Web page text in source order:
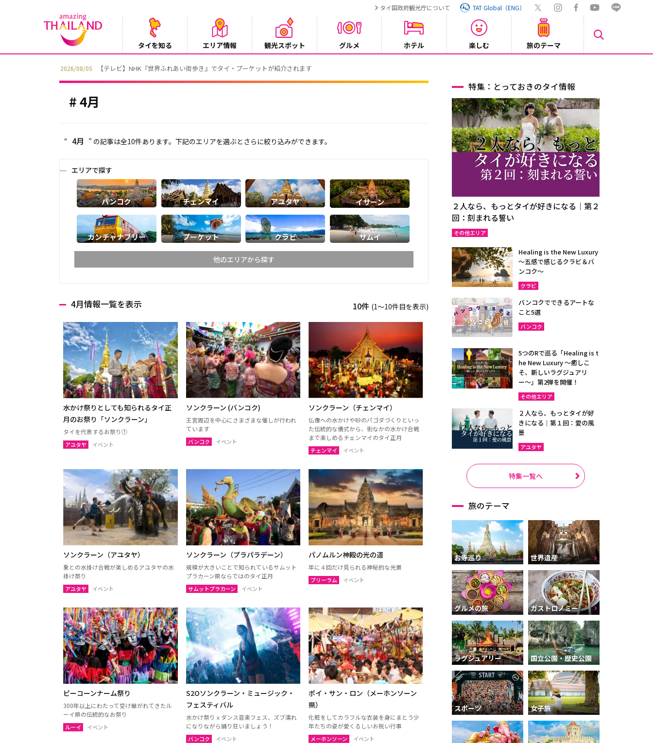
タイ国政府観光庁について TAT Global（ENG）
タイを知る エリア情報 観光スポット グルメ ホテル 楽しむ 旅のテーマ
2026/08/05 【テレビ】NHK『世界ふれあい街歩き』でタイ・プーケットが紹介されます
4月
“ 4月 ” の記事は全10件あります。下記のエリアを選ぶとさらに絞り込みができます。
エリアで探す
バンコク チェンマイ アユタヤ イサーン
カンチャナブリー プーケット クラビ サムイ
他のエリアから探す
チェンマイ
メーホンソーン
ターク
カンペーンペット
ナコーンサワン
ナーン
パヤオ
プレー
ペッチャブーン
ピチット
ウッタラディット
ウタイターニー
ウドーンターニー コーンケーン
ナコーンラーチャシーマー
（コラート）
ウボンラーチャターニー
（ウボン）
カラシン ルーイ
ノーンブアランプー
ブンカーン
ムックダーハーン
ローイエット
マハーサーラカーム
ブリーラム
ヤソートーン
シーサケート
アムナートチャルーン
スリン
チャイヤプーム
北イサーン
南イサーン
パタヤ（チョンブリー） トラート
ラヨーン（サメット島）
チャンタブリー
サケーオ
バンコク サムットソンクラーム
アユタヤ
ナコーンパトム
カンチャナブリー
ホアヒン（プラチュアッブキリカ
ン）
チャアム（ペッチャブリー）
アーントーン
チャイナート
ロッブリー
ノンタブリー
パトゥムターニー
ペッチャブリー
プラチュアップキリカン
ラーチャブリー
サムットサーコーン
サラブリー
シンブリー
4月情報一覧を表示 10件 (1〜10件目を表示)
水かけ祭りとしても知られるタイ正
月のお祭り「ソンクラーン」
タイを代表するお祭り①
アユタヤ イベント
ソンクラーン (バンコク)
王宮周辺を中心にさまざまな催しが行われ
ています
バンコク イベント
ソンクラーン（チェンマイ）
仏像への水かけや砂のパゴダづくりといっ
た伝統的な儀式から、街なかの水かけ合戦
まで楽しめるチェンマイのタイ正月
チェンマイ イベント
ソンクラーン（アユタヤ）
象との水掛け合戦が楽しめるアユタヤの水
掛け祭り
アユタヤ イベント
ソンクラーン（プラパラデーン）
規模が大きいことで知られているサムット
プラカーン県ならではのタイ正月
サムットプラカーン イベント
パノムルン神殿の光の道
年に４回だけ見られる神秘的な光景
ブリーラム イベント
ピーコーンナーム祭り
300年以上にわたって受け継がれてきたル
ーイ県の伝統的なお祭り
ルーイ イベント
S2Oソンクラーン・ミュージック・
フェスティバル
水かけ祭りｘダンス音楽フェス、ズブ濡れ
になりながら踊り狂いましょう！
バンコク イベント
ポイ・サン・ロン（メーホンソーン
県）
化粧をしてカラフルな衣装を身にまとう少
年たちの姿が愛くるしいお祝い行事
メーホンソーン イベント
特集：とっておきのタイ情報
２人なら、もっとタイが好きになる｜第２
回：刻まれる誓い
その他エリア
Healing is the New Luxury
～五感で感じるクラビ＆バ
ンコク～
クラビ
バンコクでできるアートな
こと5選
バンコク
5つのRで巡る「Healing is t
he New Luxury ～癒しこ
そ、新しいラグジュアリ
ー〜」第2弾を開催！
その他エリア
２人なら、もっとタイが好
きになる｜第１回：愛の風
景
アユタヤ
特集一覧へ
旅のテーマ
お寺巡り 世界遺産
グルメの旅 ガストロノミー
ラグジュアリー 国立公園・歴史公園
スポーツ 女子旅